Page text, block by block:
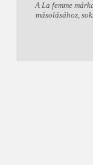
A La femme
másolásához,